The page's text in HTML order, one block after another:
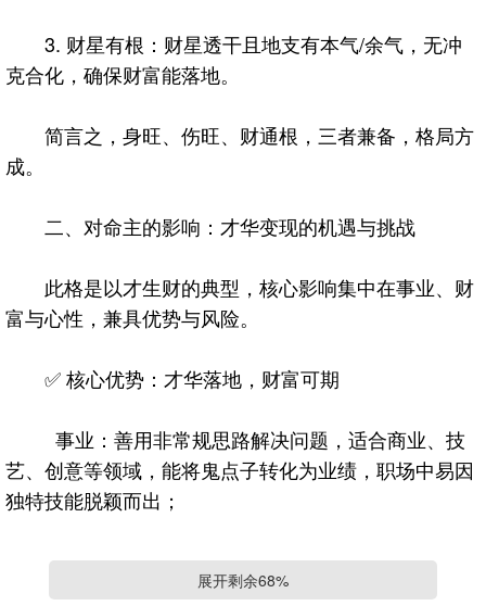
3. 财星有根：财星透干且地支有本气/余气，无冲
克合化，确保财富能落地。
简言之，身旺、伤旺、财通根，三者兼备，格局方
成。
二、对命主的影响：才华变现的机遇与挑战
此格是以才生财的典型，核心影响集中在事业、财
富与心性，兼具优势与风险。
✅ 核心优势：才华落地，财富可期
事业：善用非常规思路解决问题，适合商业、技
艺、创意等领域，能将鬼点子转化为业绩，职场中易因
独特技能脱颖而出；
财富：财运随食伤运（才华发挥）与财运（资源
对接）起伏，身强财浅者行财运易暴富，财星得气则富
展开剩余68%